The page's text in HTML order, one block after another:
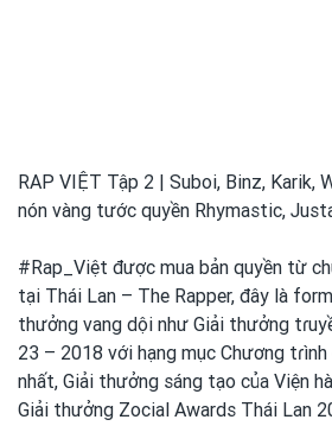
RAP VIỆT Tập 2 | Suboi, Binz, Karik,
nón vàng tước quyền Rhymastic,
#Rap_Việt được mua bản quyền từ
tại Thái Lan – The Rapper, đây là
thưởng vang dội như Giải thưởng
23 – 2018 với hạng mục Chương tɾình
nhất, Giải thưởng sáng tạo của Viện
Giải thưởng Zocial Awards Thái Lan